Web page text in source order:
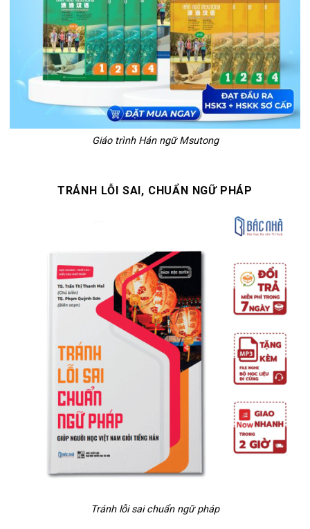
Giáo trình Hán ngữ Msutong
TRÁNH LỖI SAI, CHUẨN NGỮ PHÁP
Tránh lỗi sai chuẩn ngữ pháp